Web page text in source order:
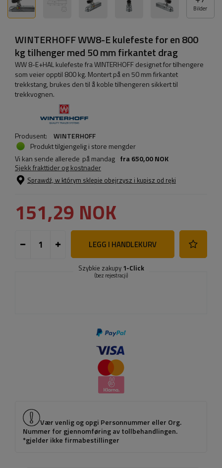
Bilder
WINTERHOFF WW8-E kulefeste for en 800
kg tilhenger med 50 mm firkantet drag
WW 8-E+HAL kulefeste fra WINTERHOFF designet for tilhengere
som veier opptil 800 kg. Montert på en 50 mm firkantet
trekkstang, brukes den til å koble tilhengeren sikkert til
trekkvognen.
Produsent:
WINTERHOFF
Produkt tilgjengelig i store mengder
Vi kan sende allerede på mandag fra650,00 NOK
Sjekk frakttider og kostnader
Sprawdź, w którym sklepie obejrzysz i kupisz od ręki
151,29 NOK
LEGG I HANDLEKURV
Szybkie zakupy 1-Click
(bez rejestracji)
Vær venlig og opgi Personnummer eller Org.
Nummer for gjennomføring av tollbehandlingen.
*gjelder ikke firmabestillinger